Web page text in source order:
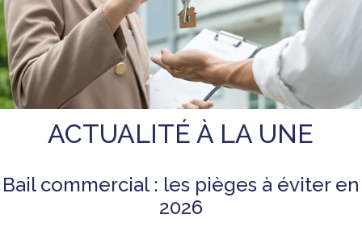
ACTUALITÉ À LA UNE
Bail commercial : les pièges à éviter en
2026